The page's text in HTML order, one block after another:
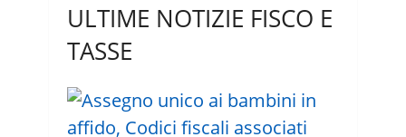
ULTIME NOTIZIE FISCO E
TASSE